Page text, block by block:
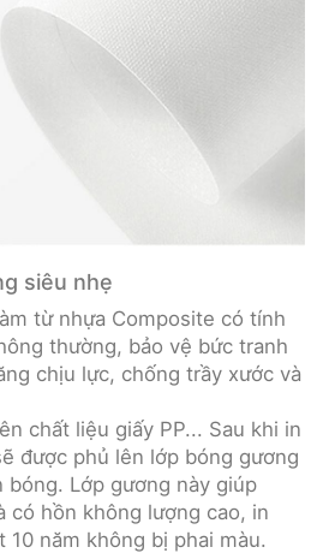
siêu nhẹ
từ nhựa Composite có tính
thường, bảo vệ bức tranh
chịu lực, chống trầy xước và
chất liệu giấy PP... Sau khi in
được phủ lên lớp bóng gương
bóng. Lớp gương này giúp
có hồn không lượng cao, in
10 năm không bị phai màu.